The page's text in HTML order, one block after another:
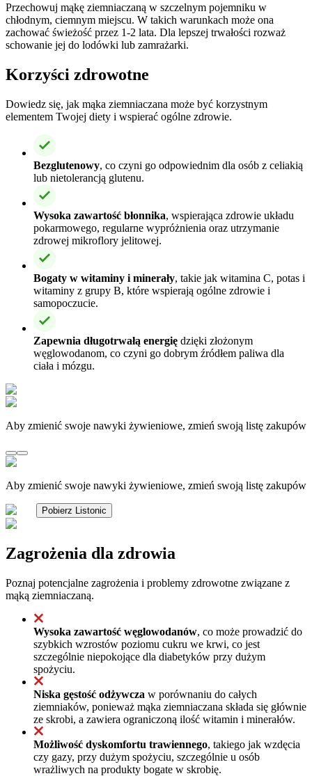
Przechowuj mąkę ziemniaczaną w szczelnym pojemniku w
chłodnym, ciemnym miejscu. W takich warunkach może ona
zachować świeżość przez 1-2 lata. Dla lepszej trwałości rozważ
schowanie jej do lodówki lub zamrażarki.
Korzyści zdrowotne
Dowiedz się, jak mąka ziemniaczana może być korzystnym
elementem Twojej diety i wspierać ogólne zdrowie.
Bezglutenowy, co czyni go odpowiednim dla osób z celiakią
lub nietolerancją glutenu.
Wysoka zawartość błonnika, wspierająca zdrowie układu
pokarmowego, regularne wypróżnienia oraz utrzymanie
zdrowej mikroflory jelitowej.
Bogaty w witaminy i minerały, takie jak witamina C, potas i
witaminy z grupy B, które wspierają ogólne zdrowie i
samopoczucie.
Zapewnia długotrwałą energię dzięki złożonym
węglowodanom, co czyni go dobrym źródłem paliwa dla
ciała i mózgu.
Aby zmienić swoje nawyki żywieniowe, zmień swoją listę zakupów
Aby zmienić swoje nawyki żywieniowe, zmień swoją listę zakupów
Pobierz Listonic
Zagrożenia dla zdrowia
Poznaj potencjalne zagrożenia i problemy zdrowotne związane z
mąką ziemniaczaną.
Wysoka zawartość węglowodanów, co może prowadzić do
szybkich wzrostów poziomu cukru we krwi, co jest
szczególnie niepokojące dla diabetyków przy dużym
spożyciu.
Niska gęstość odżywcza w porównaniu do całych
ziemniaków, ponieważ mąka ziemniaczana składa się głównie
ze skrobi, a zawiera ograniczoną ilość witamin i minerałów.
Możliwość dyskomfortu trawiennego, takiego jak wzdęcia
czy gazy, przy dużym spożyciu, szczególnie u osób
wrażliwych na produkty bogate w skrobię.